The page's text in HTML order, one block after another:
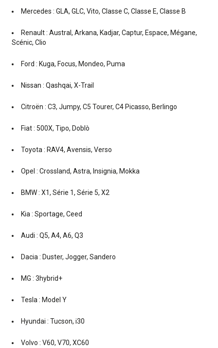
Mercedes : GLA, GLC, Vito, Classe C, Classe E, Classe B
Renault : Austral, Arkana, Kadjar, Captur, Espace, Mégane,
Scénic, Clio
Ford : Kuga, Focus, Mondeo, Puma
Nissan : Qashqai, X-Trail
Citroën : C3, Jumpy, C5 Tourer, C4 Picasso, Berlingo
Fiat : 500X, Tipo, Doblò
Toyota : RAV4, Avensis, Verso
Opel : Crossland, Astra, Insignia, Mokka
BMW : X1, Série 1, Série 5, X2
Kia : Sportage, Ceed
Audi : Q5, A4, A6, Q3
Dacia : Duster, Jogger, Sandero
MG : 3hybrid+
Tesla : Model Y
Hyundai : Tucson, i30
Volvo : V60, V70, XC60